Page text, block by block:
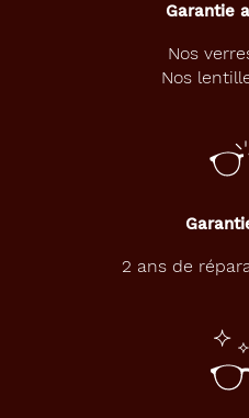
Garantie
Nos
Nos
2 ans de